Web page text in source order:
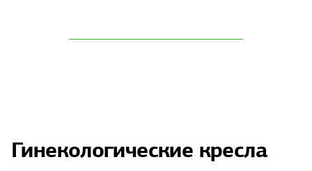
Гинекологические кресла